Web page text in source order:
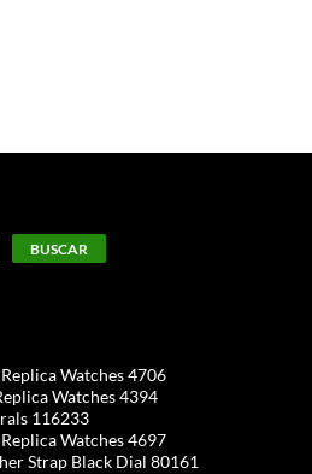
BUSCAR
Watches 4706
Watches 4394
116233
Watches 4697
Strap Black Dial 80161